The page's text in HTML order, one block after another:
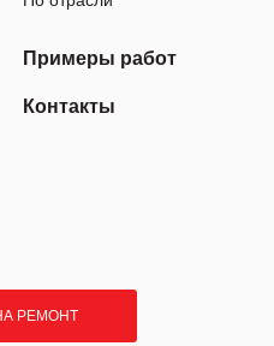
Примеры работ
Контакты
РЕМОНТ